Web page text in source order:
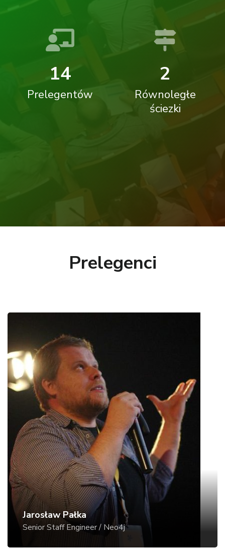
Prelegentów
14
Równoległe
ściezki
2
Prelegenci
Jarosław Pałka
Senior Staff Engineer / Neo4j
Jarosław Pałka
Senior Staff Engineer / Neo4j
Od ponad 20 lat w branży IT jako administrator
baz danych, programista, architekt, manager
i „inżynier od spraw katastrof”.
Brałem udział w małych, średnich i nonsensownie
dużych projektach, prowadzonych
zgodnie zasadami „waterfall”, Agile oraz przy
braku jakichkolwiek metodyk - z tym samym
zawsze skutkiem. Wszystko to doprowadziło
mnie do wniosku, że nieważne co robisz,
ważne byś robił to dobrze, w najprostszy z